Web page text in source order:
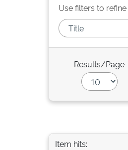
Use filters to
Results/Page
Item hits: